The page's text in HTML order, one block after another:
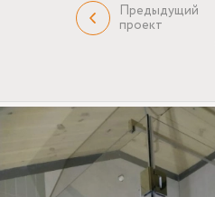
Предыдущий
проект